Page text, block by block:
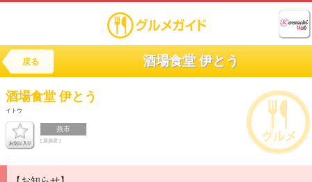
戻る 酒場食堂 伊とう
酒場食堂 伊とう
イトウ
燕市
[ 居酒屋 ]